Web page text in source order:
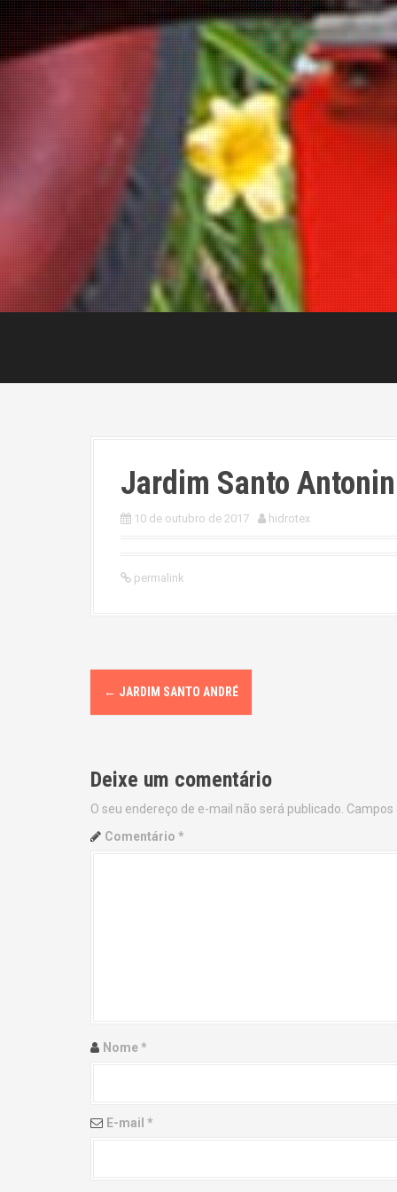
Jardim Santo
10 de outubro de 2017 hidrotex
permalink
P
o
t
n
n
← JARDIM SANTO ANDRÉ
Deixe um comentário
O seu endereço de e-mail não será publicado.
Comentário *
Nome*
E-mail *